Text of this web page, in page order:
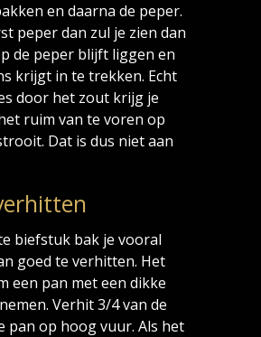
en daarna de peper.
peper dan zul je zien dan
de peper blijft liggen en
krijgt in te trekken. Echt
door het zout krijg je
ruim van te voren op
Dat is dus niet aan
biefstuk bak je vooral
goed te verhitten. Het
een pan met een dikke
Verhit 3/4 van de
pan op hoog vuur. Als het